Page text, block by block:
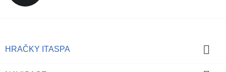
HRAČKY ITASPA 